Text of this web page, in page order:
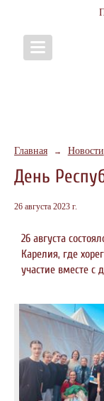
Главная → Новости
День
26 августа 2023 г.
26 августа
Карелия, где
участие вместе с